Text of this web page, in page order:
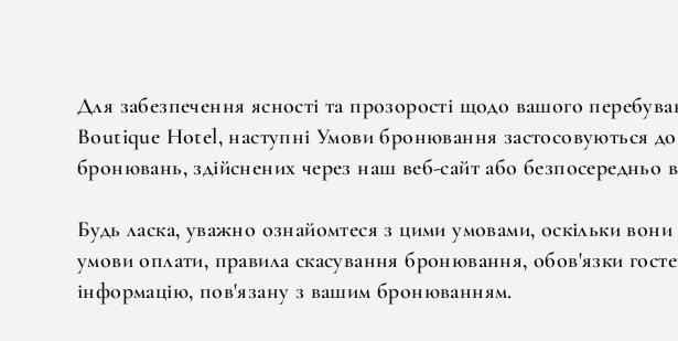
Для забезпечення ясності та прозорості щодо вашого
Boutique Hotel, наступні Умови бронювання застосовуються
бронювань, здійснених через наш веб-сайт або безпосередньо в
Будь ласка, уважно ознайомтеся з цими умовами, оскільки вони
умови оплати, правила скасування бронювання, обов'язки
інформацію, пов'язану з вашим бронюванням.